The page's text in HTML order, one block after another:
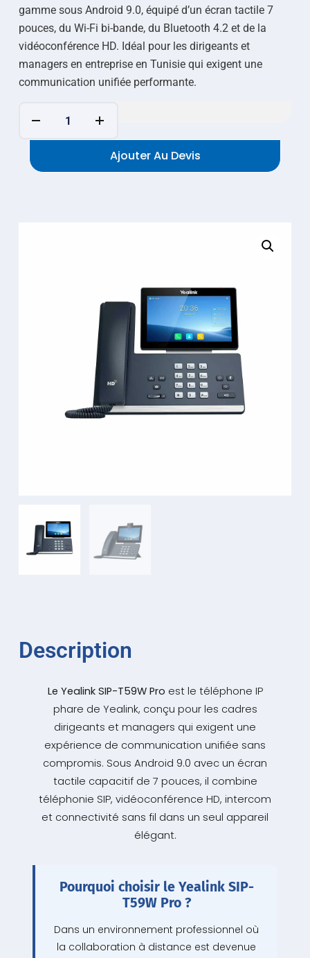
gamme sous Android 9.0, équipé d’un écran tactile 7
pouces, du Wi-Fi bi-bande, du Bluetooth 4.2 et de la
vidéoconférence HD. Idéal pour les dirigeants et
managers en entreprise en Tunisie qui exigent une
communication unifiée performante.
Ajouter Au Devis
Description
Le Yealink SIP-T59W Pro est le téléphone IP
phare de Yealink, conçu pour les cadres
dirigeants et managers qui exigent une
expérience de communication unifiée sans
compromis. Sous Android 9.0 avec un écran
tactile capacitif de 7 pouces, il combine
téléphonie SIP, vidéoconférence HD, intercom
et connectivité sans fil dans un seul appareil
élégant.
Pourquoi choisir le Yealink SIP-
T59W Pro ?
Dans un environnement professionnel où
la collaboration à distance est devenue